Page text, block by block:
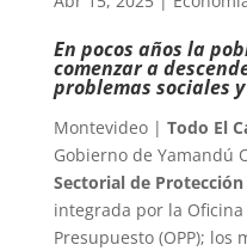
En pocos años la
comenzar a
problemas sociales
Montevideo | Todo El
Gobierno de Yamandú
Sectorial de
integrada por la
Presupuesto (OPP); los